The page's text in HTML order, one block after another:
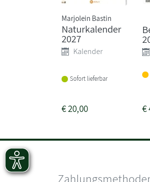
Marjolein Bastin
Naturkalender
2027
Kalender
Sofort lieferbar
€20,00 €